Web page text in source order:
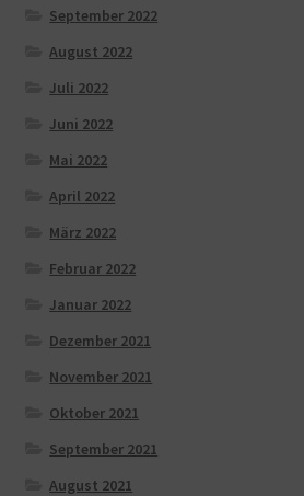
September 2022
August 2022
Juli 2022
Juni 2022
Mai 2022
April 2022
März 2022
Februar 2022
Januar 2022
Dezember 2021
November 2021
Oktober 2021
September 2021
August 2021